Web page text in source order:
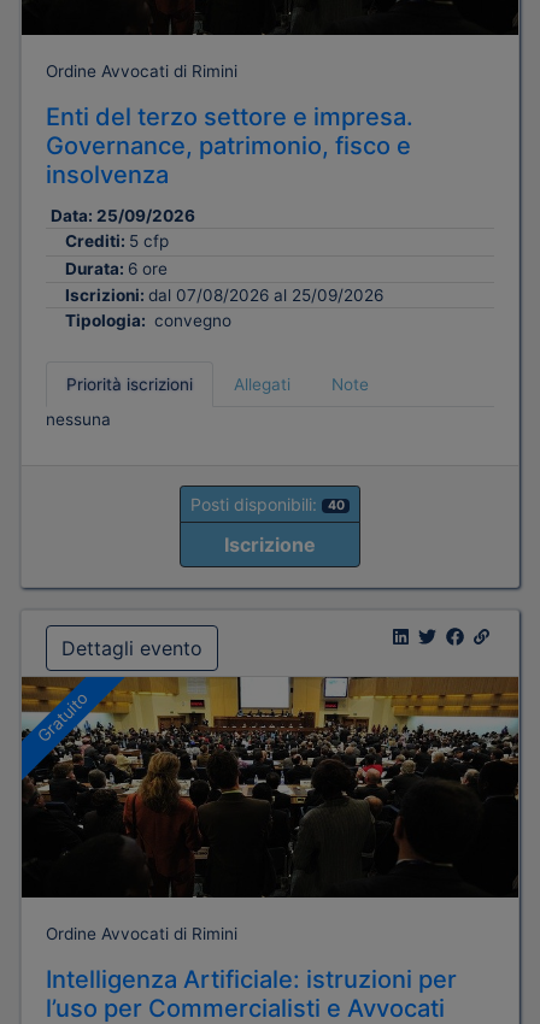
Ordine Avvocati di Rimini
Enti del terzo settore e impresa.
Governance, patrimonio, fisco e
insolvenza
Data: 25/09/2026
Crediti: 5 cfp
Durata: 6 ore
Iscrizioni: dal 07/08/2026 al 25/09/2026
Tipologia: convegno
Priorità iscrizioni Allegati
Note
nessuna
Posti disponibili: 40
Iscrizione
Dettagli evento
Gratuito
Ordine Avvocati di Rimini
Intelligenza Artificiale: istruzioni per
l’uso per Commercialisti e Avvocati